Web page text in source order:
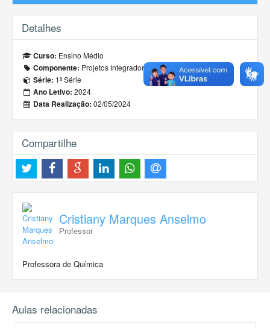
Detalhes
Curso: Ensino Médio
Componente: Projetos Integradores
Série: 1ª Série
Ano Letivo: 2024
Data Realização: 02/05/2024
Compartilhe
Cristiany Marques Anselmo
Professor
Professora de Química
Aulas relacionadas